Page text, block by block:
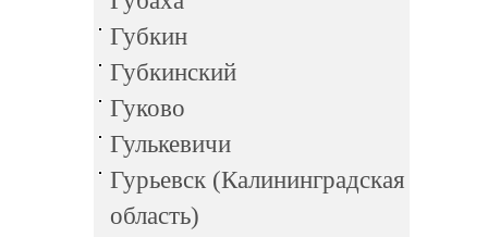
Губкин
Губкинский
Гуково
Гулькевичи
Гурьевск (Калининградская
область)